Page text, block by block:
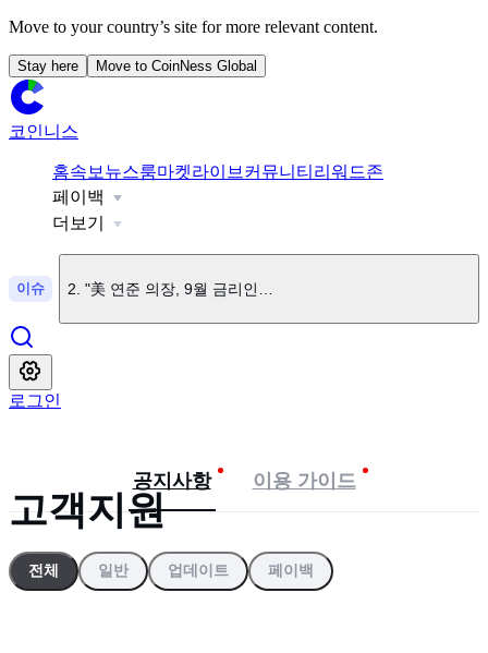
Move to your country’s site for more relevant content.
Stay here Move to CoinNess Global
코인니스
홈속보 뉴스룸마켓라이브 커뮤니티 리워드존
페이백
더보기
이슈
1.엘리자베스 워런 "암호화폐 법안엔 찬성하지만 클래리티법
2 "美 연준 의장, 9월 금리인상 가능성 열어둬"
5.백악관 전달 클래리티법, 트럼프 암호화폐 사업 지분 매각
로그인
고객지원
공지사항 이용 가이드
전체 일반 업데이트 페이백